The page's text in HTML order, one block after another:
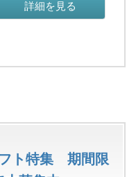
詳細を見る
ト特集 期間限